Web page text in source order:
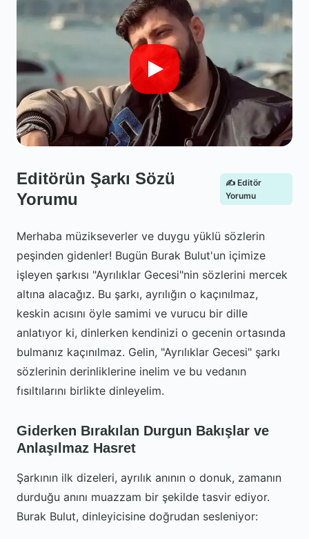
Editörün Şarkı Sözü
Yorumu
✍️ Editör
Yorumu
Merhaba müzikseverler ve duygu yüklü sözlerin
peşinden gidenler! Bugün Burak Bulut'un içimize
işleyen şarkısı "Ayrılıklar Gecesi"nin sözlerini mercek
altına alacağız. Bu şarkı, ayrılığın o kaçınılmaz,
keskin acısını öyle samimi ve vurucu bir dille
anlatıyor ki, dinlerken kendinizi o gecenin ortasında
bulmanız kaçınılmaz. Gelin, "Ayrılıklar Gecesi" şarkı
sözlerinin derinliklerine inelim ve bu vedanın
fısıltılarını birlikte dinleyelim.
Giderken Bırakılan Durgun Bakışlar ve
Anlaşılmaz Hasret
Şarkının ilk dizeleri, ayrılık anının o donuk, zamanın
durduğu anını muazzam bir şekilde tasvir ediyor.
Burak Bulut, dinleyicisine doğrudan sesleniyor: